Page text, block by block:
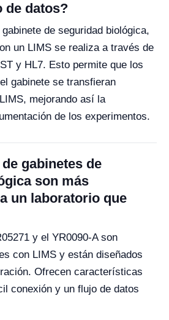
de datos?
de seguridad biológica,
un LIMS se realiza a través de
y HL7. Esto permite que los
gabinete se transfieran
mejorando así la
de los experimentos.
gabinetes de
son más
un laboratorio que
y el YR0090-A son
con LIMS y están diseñados
Ofrecen características
conexión y un flujo de datos